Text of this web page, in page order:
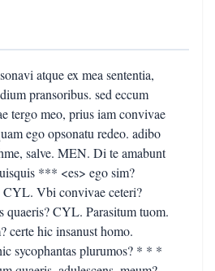
atque ex mea sententia,
pransoribus. sed eccum
tergo meo, prius iam convivae
ego opsonatu redeo. adibo
salve. MEN. Di te amabunt
*** <es> ego sim?
Vbi convivae ceteri?
CYL. Parasitum tuom.
certe hic insanust homo.
sycophantas plurumos? * * *